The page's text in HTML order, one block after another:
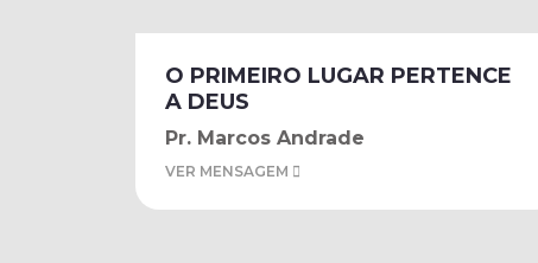
O PRIMEIRO LUGAR PERTENCE
A DEUS
Pr. Marcos Andrade
VER MENSAGEM